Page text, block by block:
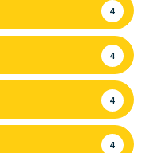
4
4
4
4